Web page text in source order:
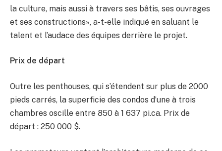
la culture, mais aussi à travers ses bâtis, ses ouvrages
et ses constructions», a-t-elle indiqué en saluant le
talent et l’audace des équipes derrière le projet.
Prix de départ
Outre les penthouses, qui s’étendent sur plus de 2000
pieds carrés, la superficie des condos d’une à trois
chambres oscille entre 850 à 1 637 pi.ca. Prix de
départ : 250 000 $.